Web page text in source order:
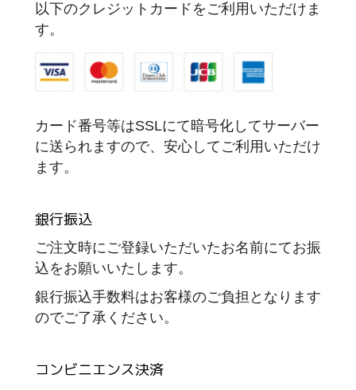
以下のクレジットカードをご利用いただけま
す。
カード番号等はSSLにて暗号化してサーバー
に送られますので、安心してご利用いただけ
ます。
銀行振込
ご注文時にご登録いただいたお名前にてお振
込をお願いいたします。
銀行振込手数料はお客様のご負担となります
のでご了承ください。
コンビニエンス決済